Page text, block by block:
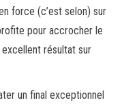
force (c’est selon) sur
pour accrocher le
résultat sur
un final exceptionnel